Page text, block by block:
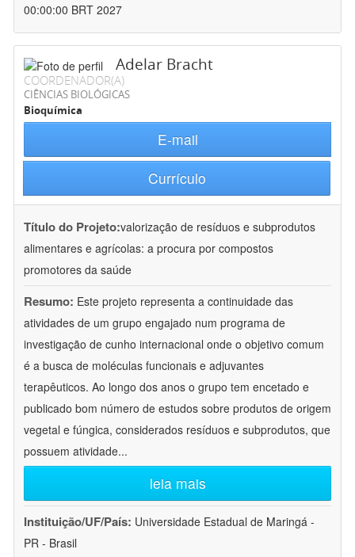
00:00:00 BRT 2027
Adelar Bracht
COORDENADOR(A)
CIÊNCIAS BIOLÓGICAS
Bioquímica
E-mail
Currículo
Título do Projeto:valorização de resíduos e subprodutos
alimentares e agrícolas: a procura por compostos
promotores da saúde
Resumo: Este projeto representa a continuidade das
atividades de um grupo engajado num programa de
investigação de cunho internacional onde o objetivo comum
é a busca de moléculas funcionais e adjuvantes
terapêuticos. Ao longo dos anos o grupo tem encetado e
publicado bom número de estudos sobre produtos de origem
vegetal e fúngica, considerados resíduos e subprodutos, que
possuem atividade...
leia mais
Instituição/UF/País: Universidade Estadual de Maringá -
PR - Brasil